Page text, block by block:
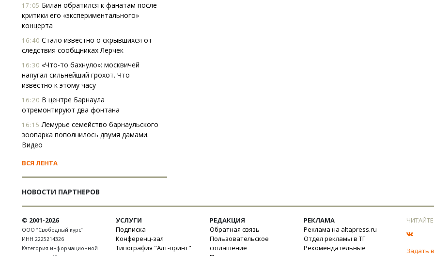
17:05 Билан обратился к фанатам после
критики его «экспериментального»
концерта
16:40 Стало известно о скрывшихся от
следствия сообщниках Лерчек
16:30 «Что-то бахнуло»: москвичей
напугал сильнейший грохот. Что
известно к этому часу
16:20 В центре Барнаула
отремонтируют два фонтана
16:15 Лемурье семейство барнаульского
зоопарка пополнилось двумя дамами.
Видео
ВСЯ ЛЕНТА
НОВОСТИ ПАРТНЕРОВ
© 2001-2026
ООО “Свободный курс”
ИНН 2225214326
Категория информационной
УСЛУГИ
Подписка
Конференц-зал
Типография "Алт-принт"
РЕДАКЦИЯ
Обратная связь
Пользовательское
соглашение
РЕКЛАМА
Реклама на altapress.ru
Отдел рекламы в ТГ
Рекомендательные
Задать